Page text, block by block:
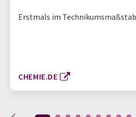
Erstmals im
CHEMIE.DE